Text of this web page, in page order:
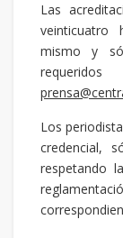
Las
veinticuatro
mismo y
Los
credencial,
respetando